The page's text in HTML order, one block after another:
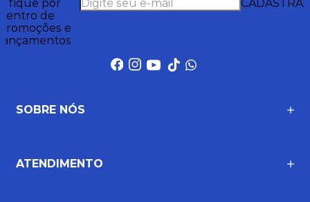
fique por
de
e
SOBRE NÓS
ATENDIMENTO